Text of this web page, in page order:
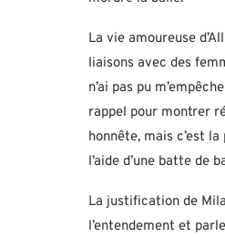
La vie amoureuse
liaisons avec des
n’ai pas pu
rappel pour montrer
honnête, mais c’est
l’aide d’une batte de
La justification de
l’entendement et